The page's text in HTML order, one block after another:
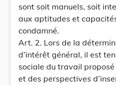
sont soit manuels, soit
aux aptitudes et
condamné.
Art. 2. Lors de la
d’intérêt général, il est
sociale du travail proposé
et des perspectives